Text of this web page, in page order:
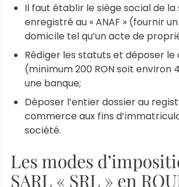
Il faut établir le siège social de
enregistré au « ANAF » (fournir
domicile tel qu’un acte de
Rédiger les statuts et déposer
(minimum 200 RON soit environ
une banque;
Déposer l’entier dossier au
commerce aux fins
société.
Les modes
SARL « SRL » en